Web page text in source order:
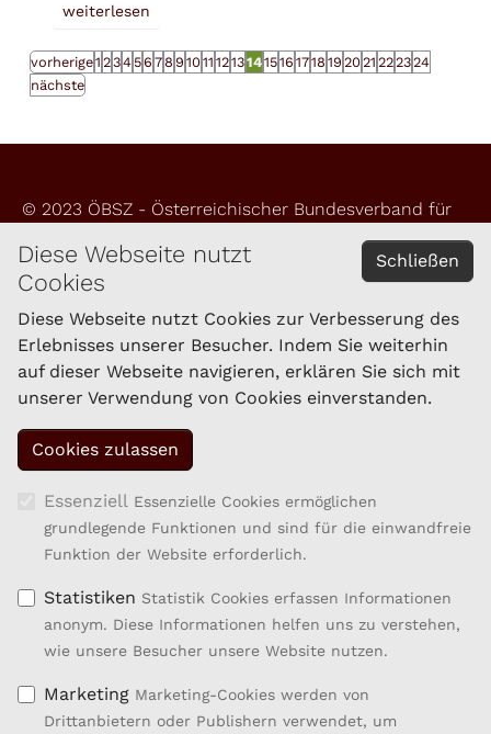
Schließen
Diese Webseite nutzt
Cookies
Diese Webseite nutzt Cookies zur Verbesserung des
Erlebnisses unserer Besucher. Indem Sie weiterhin
auf dieser Webseite navigieren, erklären Sie sich mit
unserer Verwendung von Cookies einverstanden.
Essenziell Essenzielle Cookies ermöglichen
grundlegende Funktionen und sind für die einwandfreie
Funktion der Website erforderlich.
Statistiken Statistik Cookies erfassen Informationen
anonym. Diese Informationen helfen uns zu verstehen,
wie unsere Besucher unsere Website nutzen.
Marketing Marketing-Cookies werden von
Drittanbietern oder Publishern verwendet, um
weiterlesen
vorherige1 234 56 7 8 9 1011 1213141516 1718 19 2021 222324
nächste
© 2023 ÖBSZ - Österreichischer Bundesverband für
Impressum
KONTAKT
Schaf- und Ziegenzucht Tirol eGen
Brixner Straße 1
6020 Innsbruck
Tel.: 059/292-1861
Fax: 059/292-1869
kompetenzzentrum.sz@lk-tirol.at